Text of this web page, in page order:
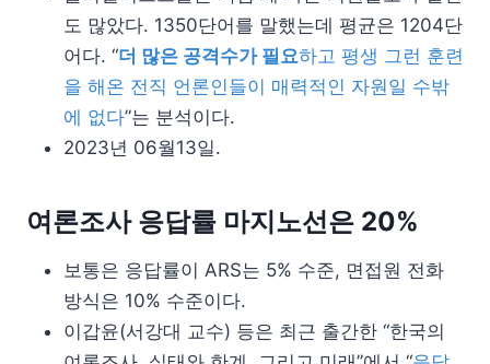
도 많았다. 1350단어를 말했는데 평균은 1204단
어다. “더 많은 공격수가 필요하고 평생 그런 훈련
을 해온 전직 언론인들이 매력적인 자원일 수밖
에 없다”는 분석이다.
2023년 06월13일.
여론조사 응답률 마지노선은 20%
보통은 응답률이 ARS는 5% 수준, 면접원 전화
방식은 10% 수준이다.
이갑윤(서강대 교수) 등은 최근 출간한 “한국의